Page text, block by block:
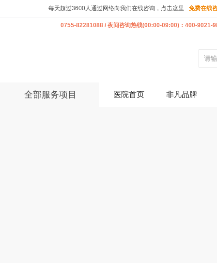
每天超过3600人通过网络向我们在线咨询，点击这里 免费在线
0755-82281088 / 夜间咨询热线(00:00-09:00)：400-9021-
全部服务项目 医院首页 非凡品牌